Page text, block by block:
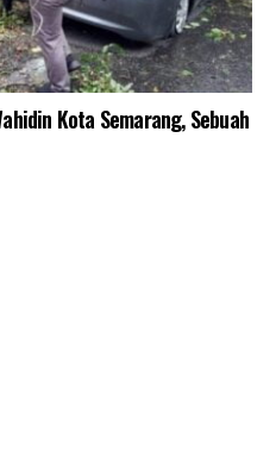
Kota Semarang, Sebuah